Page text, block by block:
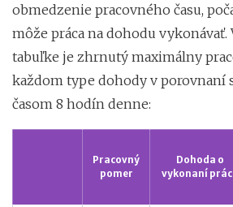
obmedzenie pracovného času,
môže práca na dohodu vykonávať.
tabuľke je zhrnutý maximálny
každom type dohody v porovnaní
časom 8 hodín denne:
Pracovný
pomer
Dohoda o
vykonaní